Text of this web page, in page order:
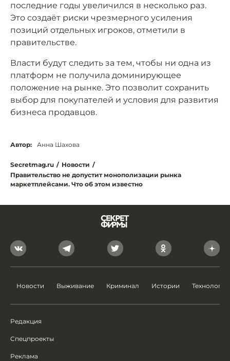
последние годы увеличился в несколько раз.
Это создаёт риски чрезмерного усиления
позиций отдельных игроков, отметили в
правительстве.
Власти будут следить за тем, чтобы ни одна из
платформ не получила доминирующее
положение на рынке. Это позволит сохранить
выбор для покупателей и условия для развития
бизнеса продавцов.
Автор: Анна Шахова
Secretmag.ru / Новости /
Правительство не допустит монополизации рынка
маркетплейсами. Что об этом известно
Новости Выживание Криминал Истории Технологии
Редакция
Спецпроекты
Реклама